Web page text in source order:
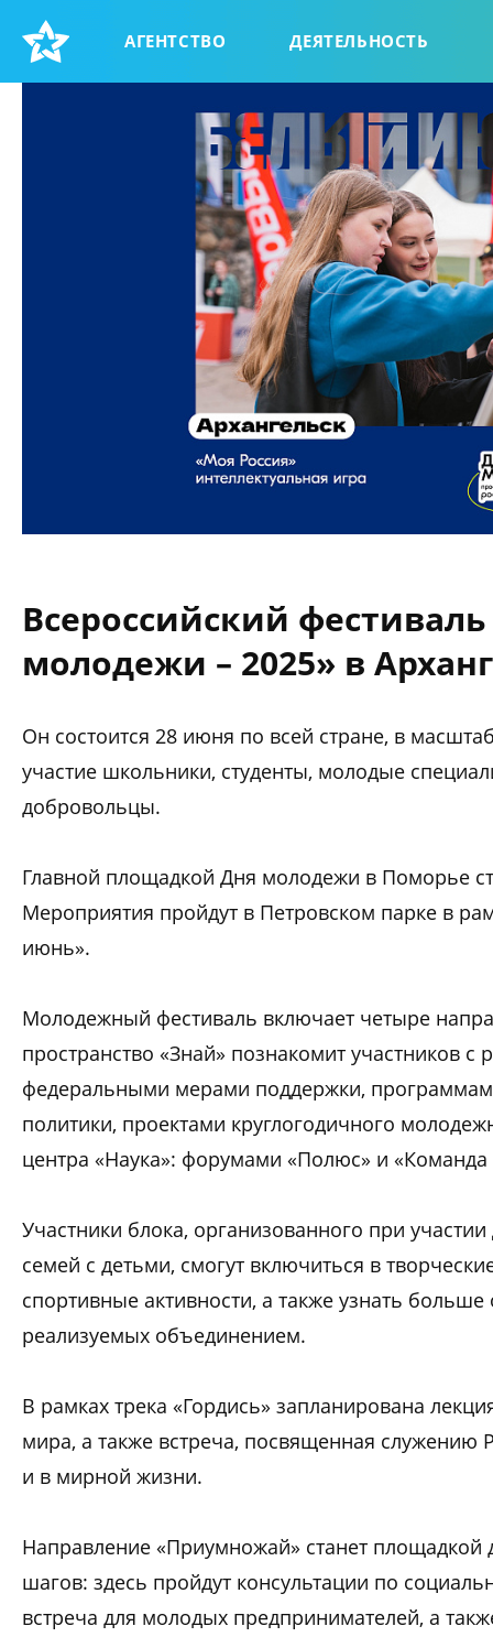
АГЕНТСТВО ДЕЯТЕЛЬНОСТЬ
Всероссийский
молодежи – 2025» в
Он состоится 28 июня по всей стране, в
участие школьники, студенты, молодые
добровольцы.
Главной площадкой Дня молодежи в Поморье
Мероприятия пройдут в Петровском парке в
июнь».
Молодежный фестиваль включает четыре
пространство «Знай» познакомит участников
федеральными мерами поддержки,
политики, проектами круглогодичного
центра «Наука»: форумами «Полюс» и «Команда
Участники блока, организованного при
семей с детьми, смогут включиться в
спортивные активности, а также узнать
реализуемых объединением.
В рамках трека «Гордись» запланирована
мира, а также встреча, посвященная служению
и в мирной жизни.
Направление «Приумножай» станет площадкой
шагов: здесь пройдут консультации по
встреча для молодых предпринимателей, а